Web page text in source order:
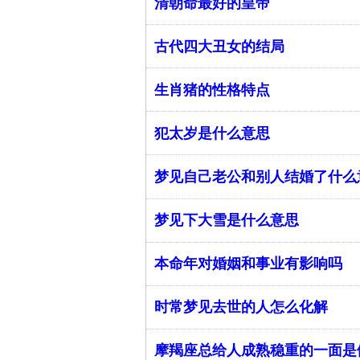
古代四大丑女的结局
生肖猪的性格特点
犯太岁是什么意思
梦见自己老公和别人结婚了什么
梦见下大雪是什么意思
本命年对婚姻和事业有影响吗
时常梦见去世的人怎么化解
摩羯座总给人成熟稳重的一面